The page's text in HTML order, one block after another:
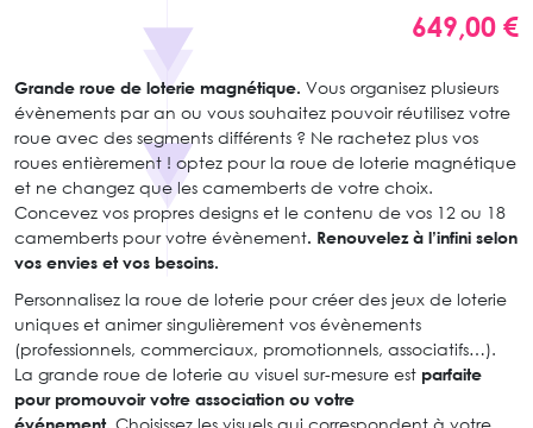
649,00 €
Grande roue de loterie magnétique. Vous organisez plusieurs
évènements par an ou vous souhaitez pouvoir réutilisez votre
roue avec des segments différents ? Ne rachetez plus vos
roues entièrement ! optez pour la roue de loterie magnétique
et ne changez que les camemberts de votre choix.
Concevez vos propres designs et le contenu de vos 12 ou 18
camemberts pour votre évènement. Renouvelez à l’infini selon
vos envies et vos besoins.
Personnalisez la roue de loterie pour créer des jeux de loterie
uniques et animer singulièrement vos évènements
(professionnels, commerciaux, promotionnels, associatifs…).
La grande roue de loterie au visuel sur-mesure est parfaite
pour promouvoir votre association ou votre